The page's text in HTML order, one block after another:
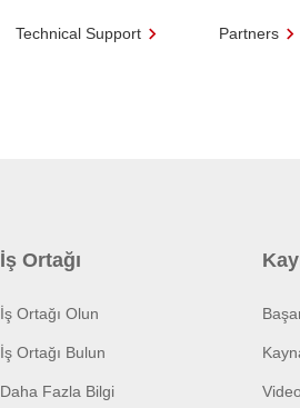
Technical Support Partners
İş Ortağı
İş Ortağı Olun
İş Ortağı Bulun
Daha Fazla Bilgi